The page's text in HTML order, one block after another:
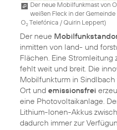
Der neue Mobilfunkmast von O
weißen Fleck in der
O2Telefónica / Quirin Leppert)
Der neue
inmitten von land- und
Flächen. Eine Stromleitung
fehlt weit und breit. Die
Mobilfunkturm in
Ort und emissionsfrei
eine Photovoltaikanlage.
Lithium-Ionen-Akkus
dadurch immer zur